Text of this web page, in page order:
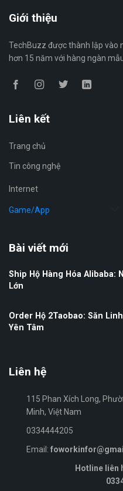
Giới thiệu
TechBuzz được thành lập vào
hơn 15 năm với hàng ngàn
Liên kết
Trang chủ
Tin công nghệ
Internet
Game/App
Bài viết mới
Ship Hộ Hàng Hóa Alibaba:
Lớn
Order Hộ 2Taobao: Săn
Yên Tâm
Liên hệ
115 Phan Xích Long,
Minh, Việt Nam
0334444205
Email:
Hotline liên